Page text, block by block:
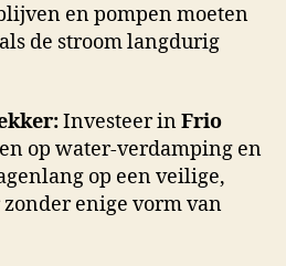
en pompen moeten
de stroom langdurig
Investeer inFrio
op water-verdamping en
op een veilige,
enige vorm van